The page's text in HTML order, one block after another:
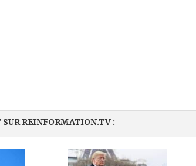
REINFORMATION.TV :